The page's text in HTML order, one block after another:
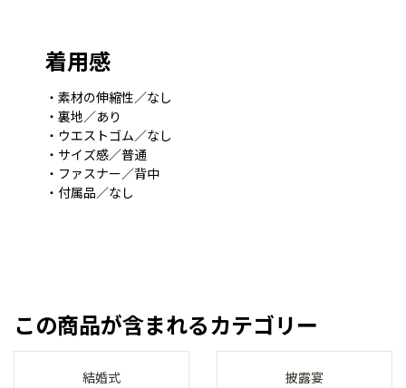
着用感
・素材の伸縮性／なし
・裏地／あり
・ウエストゴム／なし
・サイズ感／普通
・ファスナー／背中
・付属品／なし
この商品が含まれるカテゴリー
結婚式 披露宴